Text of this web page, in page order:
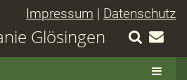
Impressum | Datenschutz
Glösingen